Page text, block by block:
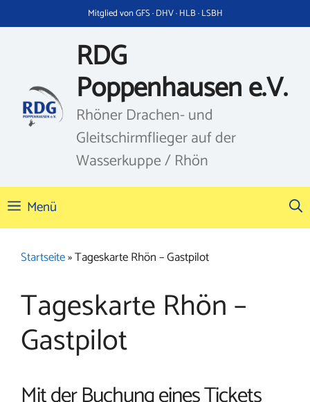
Inhalt
Mitglied von GFS · DHV · HLB · LSBH
RDG
Poppenhausen e.V.
Rhöner Drachen- und
Gleitschirmflieger auf der
Wasserkuppe / Rhön
Menü
Startseite»Tageskarte Rhön – Gastpilot
Tageskarte Rhön –
Gastpilot